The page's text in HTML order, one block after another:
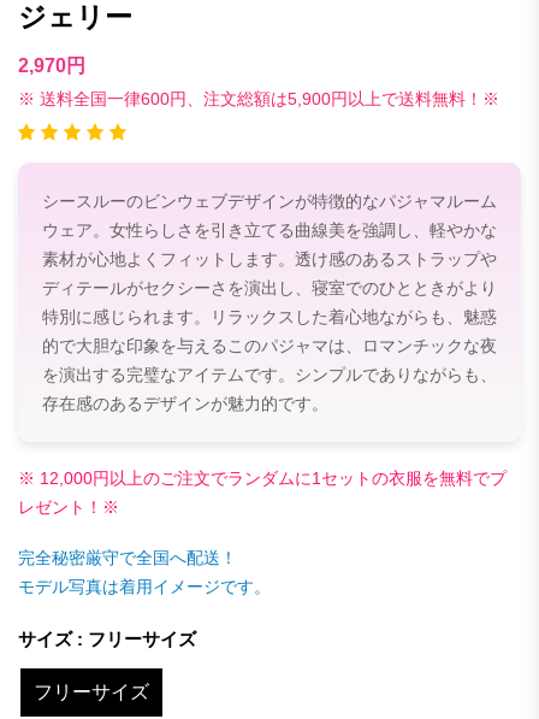
ジェリー
2,970円
※ 送料全国一律600円、注文総額は5,900円以上で送料無料！※
シースルーのビンウェブデザインが特徴的なパジャマルーム
ウェア。女性らしさを引き立てる曲線美を強調し、軽やかな
素材が心地よくフィットします。透け感のあるストラップや
ディテールがセクシーさを演出し、寝室でのひとときがより
特別に感じられます。リラックスした着心地ながらも、魅惑
的で大胆な印象を与えるこのパジャマは、ロマンチックな夜
を演出する完璧なアイテムです。シンプルでありながらも、
存在感のあるデザインが魅力的です。
※ 12,000円以上のご注文でランダムに1セットの衣服を無料でプ
レゼント！※
完全秘密厳守で全国へ配送！
モデル写真は着用イメージです。
サイズ : フリーサイズ
フリーサイズ